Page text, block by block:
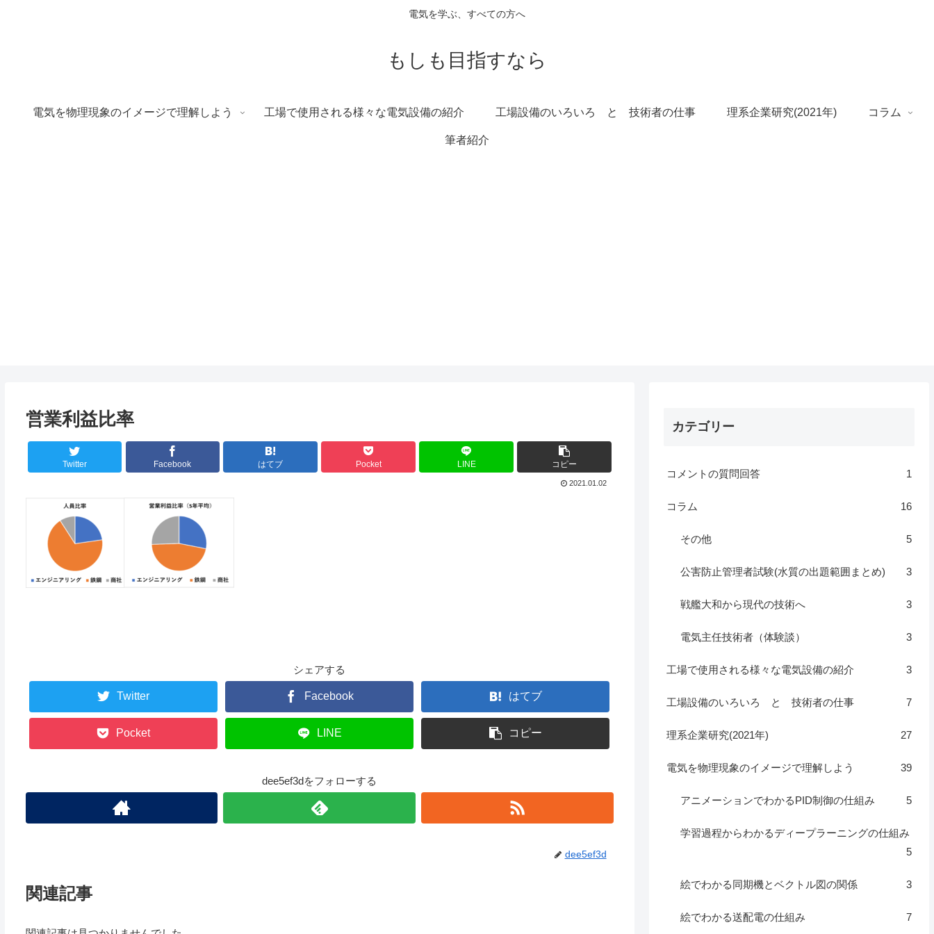
電気を学ぶ、すべての方へ
もしも目指すなら
電気を物理現象のイメージで理解しよう 工場で使用される様々な電気設備の紹介 工場設備のいろいろ と 技術者の仕事 理系企業研究(2021年) コラム
筆者紹介
営業利益比率
Twitter Facebook はてブ Pocket LINE コピー
2021.01.02
シェアする
Twitter Facebook はてブ
Pocket LINE コピー
dee5ef3dをフォローする
dee5ef3d
関連記事
カテゴリー
コメントの質問回答 1
コラム 16
その他 5
公害防止管理者試験(水質の出題範囲まとめ) 3
戦艦大和から現代の技術へ 3
電気主任技術者（体験談） 3
工場で使用される様々な電気設備の紹介 3
工場設備のいろいろ と 技術者の仕事 7
理系企業研究(2021年) 27
電気を物理現象のイメージで理解しよう 39
アニメーションでわかるPID制御の仕組み 5
学習過程からわかるディープラーニングの仕組み
5
絵でわかる同期機とベクトル図の関係 3
絵でわかる送配電の仕組み 7